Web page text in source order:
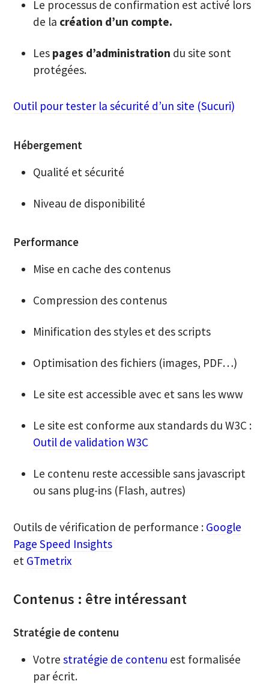
Le processus de confirmation est activé lors
de la création d’un compte.
Les pages d’administration du site sont
protégées.
Outil pour tester la sécurité d’un site (Sucuri)
Hébergement
Qualité et sécurité
Niveau de disponibilité
Performance
Mise en cache des contenus
Compression des contenus
Minification des styles et des scripts
Optimisation des fichiers (images, PDF…)
Le site est accessible avec et sans les www
Le site est conforme aux standards du W3C :
Outil de validation W3C
Le contenu reste accessible sans javascript
ou sans plug-ins (Flash, autres)
Outils de vérification de performance : Google
Page Speed Insights
et GTmetrix
Contenus : être intéressant
Stratégie de contenu
Votrestratégie de contenu est formalisée
par écrit.